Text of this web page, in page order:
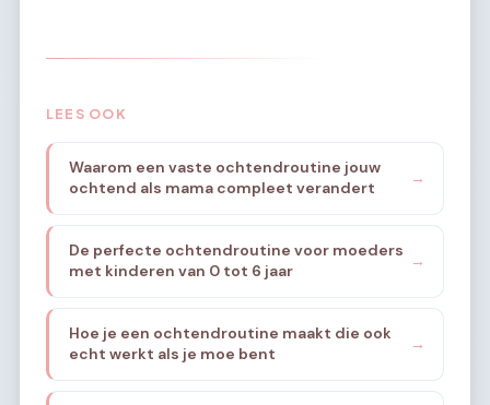
LEES OOK
Waarom een vaste ochtendroutine jouw
ochtend als mama compleet verandert
→
De perfecte ochtendroutine voor moeders
met kinderen van 0 tot 6 jaar
→
Hoe je een ochtendroutine maakt die ook
echt werkt als je moe bent
→